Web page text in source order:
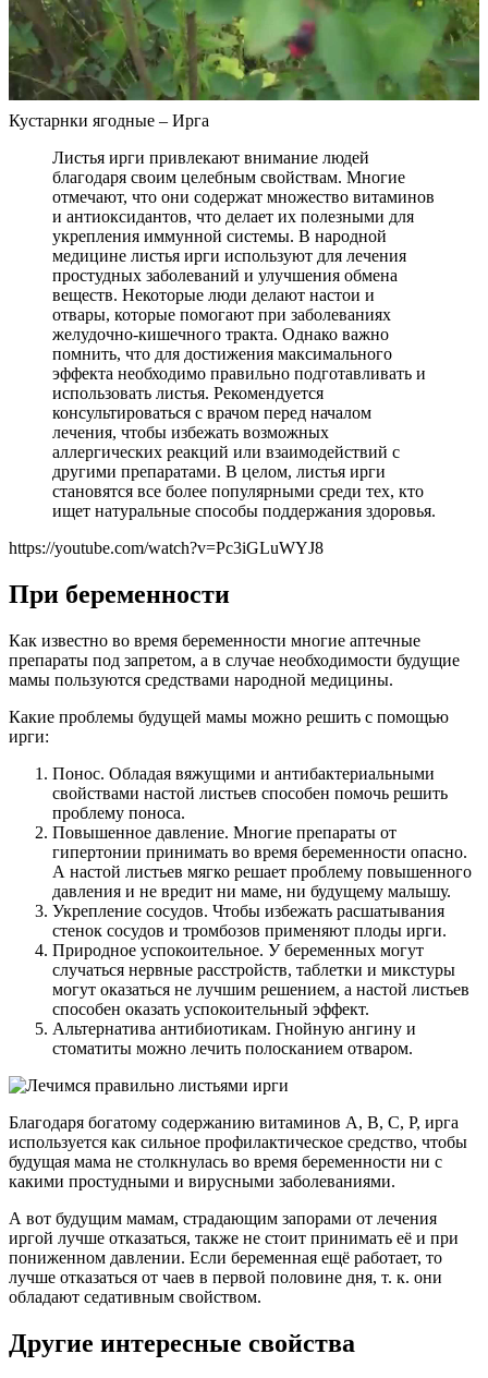
Кустарнки ягодные – Ирга
Листья ирги привлекают внимание людей
благодаря своим целебным свойствам. Многие
отмечают, что они содержат множество витаминов
и антиоксидантов, что делает их полезными для
укрепления иммунной системы. В народной
медицине листья ирги используют для лечения
простудных заболеваний и улучшения обмена
веществ. Некоторые люди делают настои и
отвары, которые помогают при заболеваниях
желудочно-кишечного тракта. Однако важно
помнить, что для достижения максимального
эффекта необходимо правильно подготавливать и
использовать листья. Рекомендуется
консультироваться с врачом перед началом
лечения, чтобы избежать возможных
аллергических реакций или взаимодействий с
другими препаратами. В целом, листья ирги
становятся все более популярными среди тех, кто
ищет натуральные способы поддержания здоровья.
https://youtube.com/watch?v=Pc3iGLuWYJ8
При беременности
Как известно во время беременности многие аптечные
препараты под запретом, а в случае необходимости будущие
мамы пользуются средствами народной медицины.
Какие проблемы будущей мамы можно решить с помощью
ирги:
Понос. Обладая вяжущими и антибактериальными
свойствами настой листьев способен помочь решить
проблему поноса.
Повышенное давление. Многие препараты от
гипертонии принимать во время беременности опасно.
А настой листьев мягко решает проблему повышенного
давления и не вредит ни маме, ни будущему малышу.
Укрепление сосудов. Чтобы избежать расшатывания
стенок сосудов и тромбозов применяют плоды ирги.
Природное успокоительное. У беременных могут
случаться нервные расстройств, таблетки и микстуры
могут оказаться не лучшим решением, а настой листьев
способен оказать успокоительный эффект.
Альтернатива антибиотикам. Гнойную ангину и
стоматиты можно лечить полосканием отваром.
Благодаря богатому содержанию витаминов A, B, C, P, ирга
используется как сильное профилактическое средство, чтобы
будущая мама не столкнулась во время беременности ни с
какими простудными и вирусными заболеваниями.
А вот будущим мамам, страдающим запорами от лечения
иргой лучше отказаться, также не стоит принимать её и при
пониженном давлении. Если беременная ещё работает, то
лучше отказаться от чаев в первой половине дня, т. к. они
обладают седативным свойством.
Другие интересные свойства